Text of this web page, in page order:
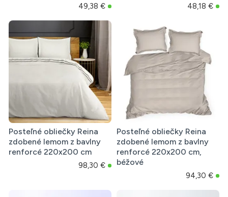
49,38 € 48,18 €
Posteľné obliečky Reina
zdobené lemom z bavlny
renforcé 220x200 cm
98,30 €
Posteľné obliečky Reina
zdobené lemom z bavlny
renforcé 220x200 cm,
béžové
94,30 €